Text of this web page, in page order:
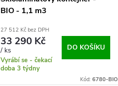
BIO - 1,1 m3
27 512 Kč bez DPH
33 290 Kč
/ ks
Vyrábí se - čekací
doba 3 týdny
DO KOŠÍKU
Kód: 6780-BIO